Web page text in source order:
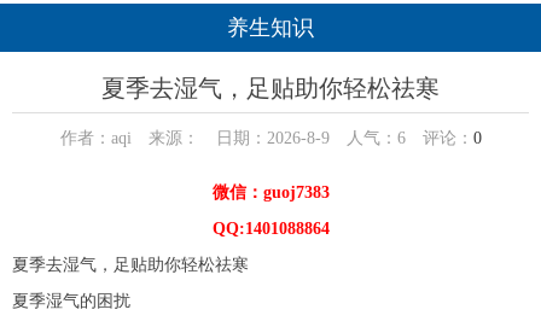
所-贵阳和兰养生网信息
养生知识
夏季去湿气，足贴助你轻松祛寒
作者：aqi 来源： 日期：2026-8-9 人气： 6评论： 0
微信：guoj7383
QQ:1401088864
夏季去湿气，足贴助你轻松祛寒
夏季湿气的困扰